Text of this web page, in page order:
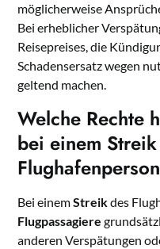
möglicherweise
Bei erheblicher
Reisepreises, die
Schadensersatz wegen
geltend machen.
Welche Rechte
bei einem
Bei einemStreikdes
Flugpassagiere
anderen Verspätungen